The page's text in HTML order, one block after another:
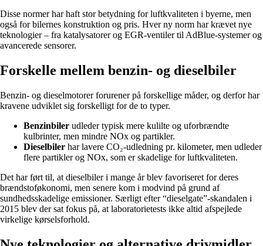
Disse normer har haft stor betydning for luftkvaliteten i byerne, men
også for bilernes konstruktion og pris. Hver ny norm har krævet nye
teknologier – fra katalysatorer og EGR-ventiler til AdBlue-systemer og
avancerede sensorer.
Forskelle mellem benzin- og dieselbiler
Benzin- og dieselmotorer forurener på forskellige måder, og derfor har
kravene udviklet sig forskelligt for de to typer.
Benzinbiler udleder typisk mere kulilte og uforbrændte
kulbrinter, men mindre NOx og partikler.
Dieselbiler har lavere CO₂-udledning pr. kilometer, men udleder
flere partikler og NOx, som er skadelige for luftkvaliteten.
Det har ført til, at dieselbiler i mange år blev favoriseret for deres
brændstoføkonomi, men senere kom i modvind på grund af
sundhedsskadelige emissioner. Særligt efter “dieselgate”-skandalen i
2015 blev der sat fokus på, at laboratorietests ikke altid afspejlede
virkelige kørselsforhold.